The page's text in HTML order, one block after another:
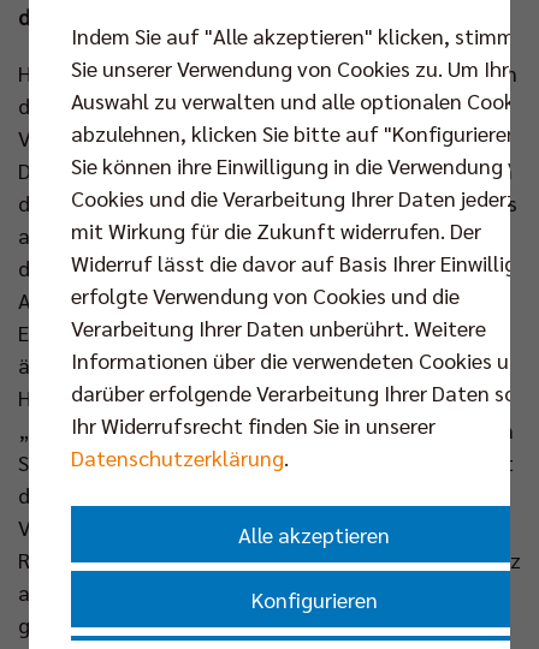
die Berliner wieder ein Erfolgserlebnis verbuchen.
Höchstintensive zwei Stunden und 40 Minuten haben
die BR Volleys vom Mittwochabend in den Knochen.
Volleyball-Europa sah im deutschen Königsklassen-
Duell gegen die SVG Lüneburg ein Match, das es so in
dieser Saison hierzulande noch nicht gab. Spätestens
ab Satz zwei schenkten sich beide Mannschaften in
der mit 3.000 Zuschauern bestens gefüllten LKH
Arena gar nichts. Dass die Lüneburger das bessere
Ende für sich hatten, ist für Joel Banks zwar
ärgerlich, aber Negativität ist beim Berliner
Headcoach deshalb nicht wirklich zu spüren:
„Schade, dass wir den Job nicht abschließen und den
Sieg einfahren konnten, aber diese 2:3-Niederlage ist
das nächstbeste Ergebnis. Mit einer guten
Vorbereitung und gesunden Spielern bin ich für das
Rückspiel optimistisch. Und alles in allem bin ich stolz
auf unsere Jungs, dass sie alles auf dem Court
gelassen haben.“
Indem Sie auf "Alle akzeptieren" klicken, stimmen
Sie unserer Verwendung von Cookies zu. Um Ihre
Auswahl zu verwalten und alle optionalen Cookies
abzulehnen, klicken Sie bitte auf "Konfigurieren".
Sie können ihre Einwilligung in die Verwendung
Cookies und die Verarbeitung Ihrer Daten
mit Wirkung für die Zukunft widerrufen. Der
Widerruf lässt die davor auf Basis Ihrer
erfolgte Verwendung von Cookies und die
Verarbeitung Ihrer Daten unberührt. Weitere
Informationen über die verwendeten Cookies und
darüber erfolgende Verarbeitung Ihrer Daten
Ihr Widerrufsrecht finden Sie in unserer
Datenschutzerklärung.
Alle akzeptieren
Konfigurieren